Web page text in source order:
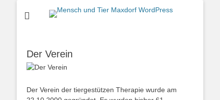
Mensch und Tier
Der Verein
Der Verein der tiergestützen Therapie wurde am